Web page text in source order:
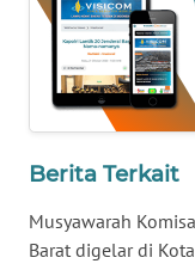
Berita Terkait
Musyawarah
Barat digelar di
WN
KALTENG
KALTARA
WN
KALSEL